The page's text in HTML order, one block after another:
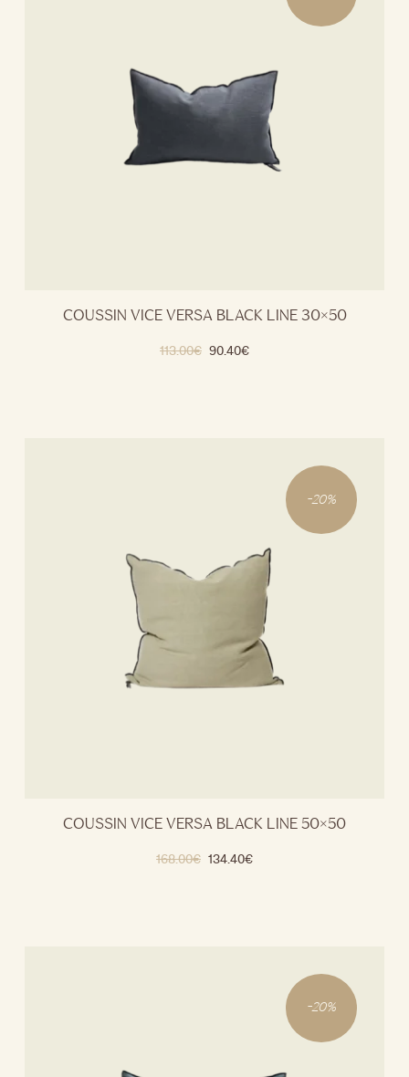
COUSSIN VICE VERSA BLACK LINE 30×50
113.00€ 90.40€
-20%
COUSSIN VICE VERSA BLACK LINE 50×50
168.00€ 134.40€
-20%